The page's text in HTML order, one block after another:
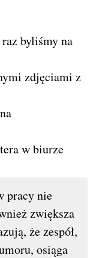
byliśmy na
zdjęciami z
w biurze
pracy nie
zwiększa
że zespół,
osiąga